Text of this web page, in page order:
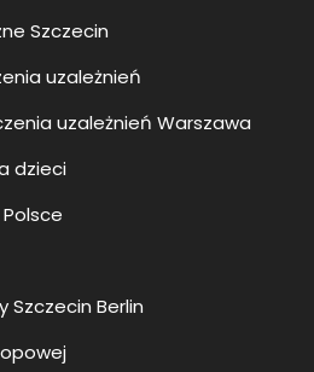
Szczecin
uzależnień
uzależnień Warszawa
dzieci
Szczecin Berlin